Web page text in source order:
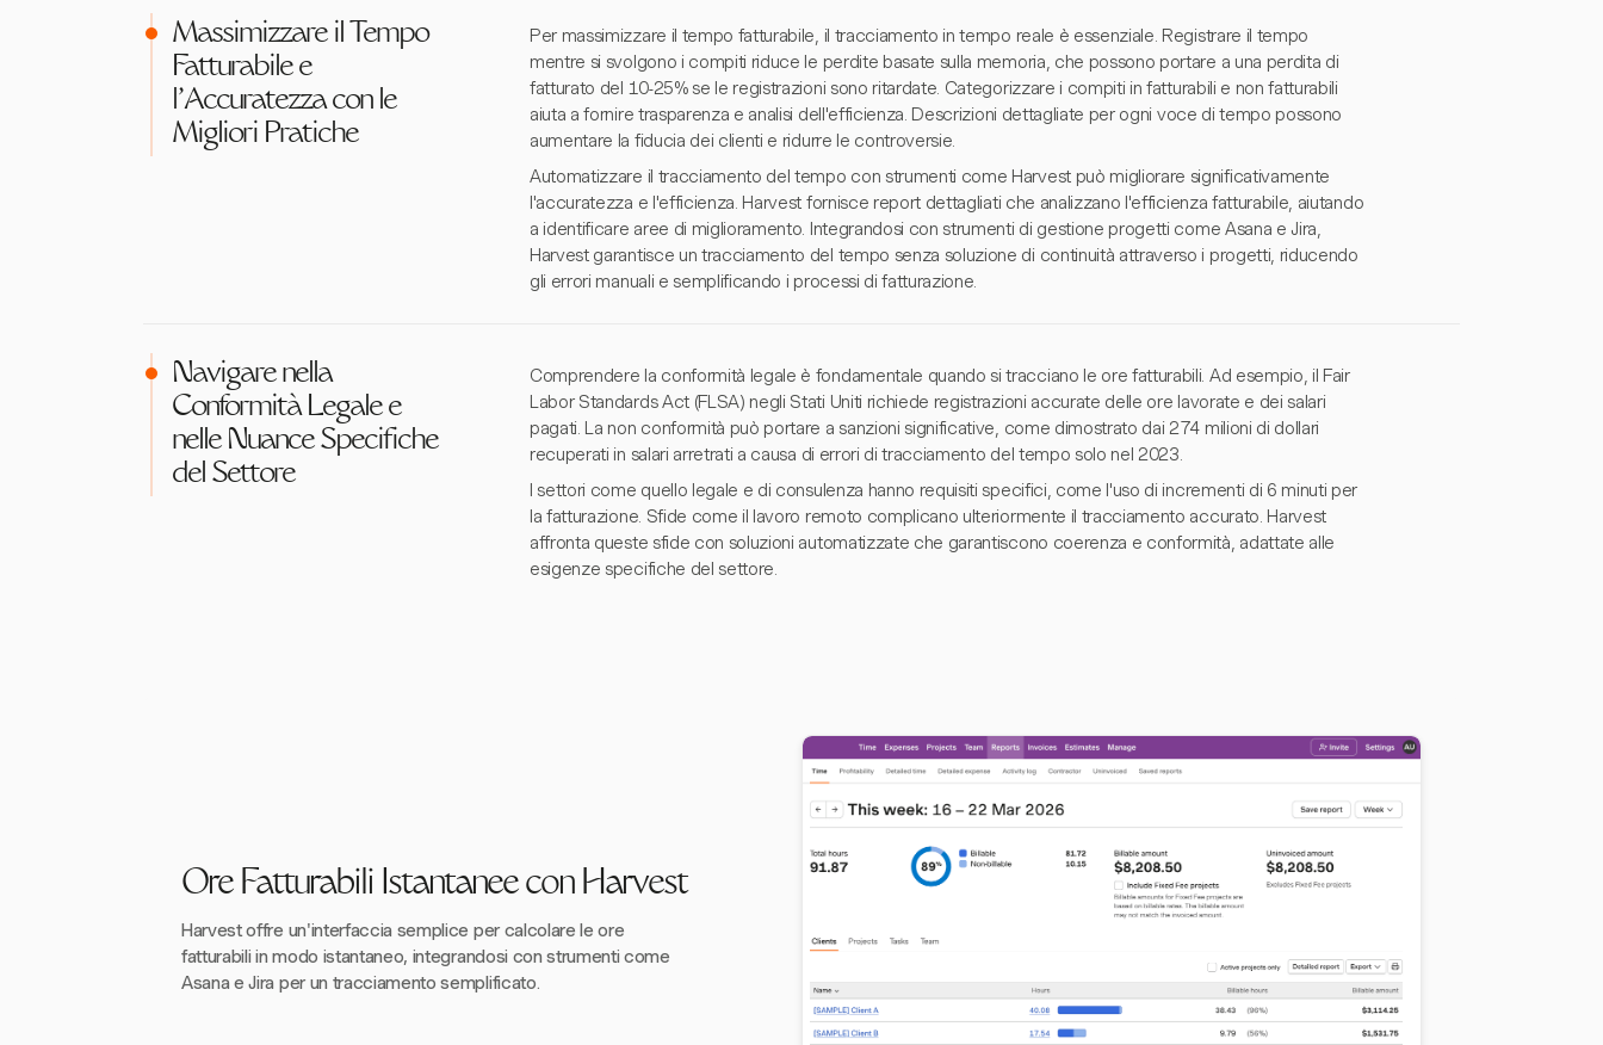
Massimizzare il Tempo
Fatturabile e
l'Accuratezza con le
Migliori Pratiche
Per massimizzare il tempo fatturabile, il tracciamento in tempo reale è essenziale. Registrare il tempo
mentre si svolgono i compiti riduce le perdite basate sulla memoria, che possono portare a una perdita di
fatturato del 10-25% se le registrazioni sono ritardate. Categorizzare i compiti in fatturabili e non fatturabili
aiuta a fornire trasparenza e analisi dell'efficienza. Descrizioni dettagliate per ogni voce di tempo possono
aumentare la fiducia dei clienti e ridurre le controversie.
Automatizzare il tracciamento del tempo con strumenti come Harvest può migliorare significativamente
l'accuratezza e l'efficienza. Harvest fornisce report dettagliati che analizzano l'efficienza fatturabile, aiutando
a identificare aree di miglioramento. Integrandosi con strumenti di gestione progetti come Asana e Jira,
Harvest garantisce un tracciamento del tempo senza soluzione di continuità attraverso i progetti, riducendo
gli errori manuali e semplificando i processi di fatturazione.
Navigare nella
Conformità Legale e
nelle Nuance Specifiche
del Settore
Comprendere la conformità legale è fondamentale quando si tracciano le ore fatturabili. Ad esempio, il Fair
Labor Standards Act (FLSA) negli Stati Uniti richiede registrazioni accurate delle ore lavorate e dei salari
pagati. La non conformità può portare a sanzioni significative, come dimostrato dai 274 milioni di dollari
recuperati in salari arretrati a causa di errori di tracciamento del tempo solo nel 2023.
I settori come quello legale e di consulenza hanno requisiti specifici, come l'uso di incrementi di 6 minuti per
la fatturazione. Sfide come il lavoro remoto complicano ulteriormente il tracciamento accurato. Harvest
affronta queste sfide con soluzioni automatizzate che garantiscono coerenza e conformità, adattate alle
esigenze specifiche del settore.
Ore Fatturabili Istantanee con Harvest
Harvest offre un'interfaccia semplice per calcolare le ore
fatturabili in modo istantaneo, integrandosi con strumenti come
Asana e Jira per un tracciamento semplificato.